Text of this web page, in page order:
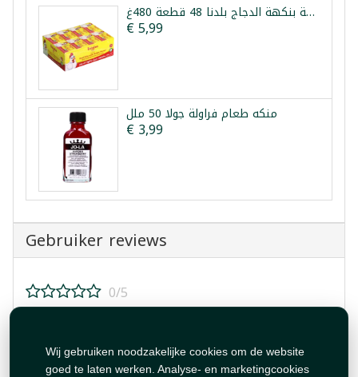
Wij gebruiken noodzakelijke cookies om de website
goed te laten werken. Analyse- en marketingcookies
مكعبات مرقة بنكهة الدجاج بلدنا 48 قطعة 480غ
€ 5,99
منكه طعام فراولة جولا 50 ملل
€ 3,99
Gebruiker reviews
0/5